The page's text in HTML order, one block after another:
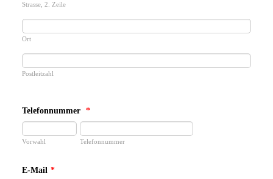
Strasse, 2. Zeile
Ort
Postleitzahl
Telefonnummer *
Vorwahl Telefonnummer
E-Mail *